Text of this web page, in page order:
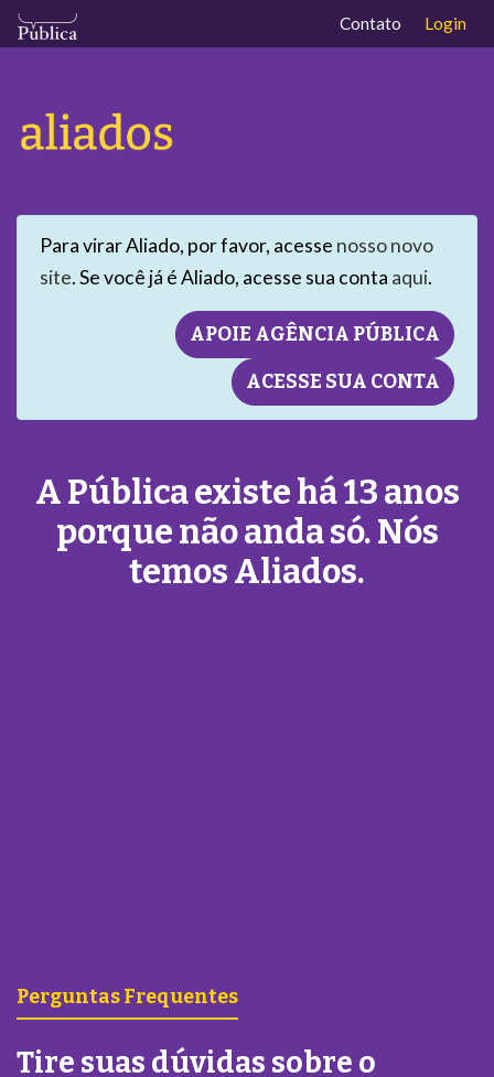
Skip to content
Main Navigation Contato Login
Para virar Aliado, por favor, acesse nosso novo
site. Se você já é Aliado, acesse sua conta aqui.
APOIE AGÊNCIA PÚBLICA
ACESSE SUA CONTA
A Pública existe há 13 anos
porque não anda só. Nós
temos Aliados.
Perguntas Frequentes
Tire suas dúvidas sobre o